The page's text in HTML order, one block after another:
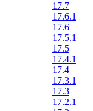
17.7
17.6.1
17.6
17.5.1
17.5
17.4.1
17.4
17.3.1
17.3
17.2.1